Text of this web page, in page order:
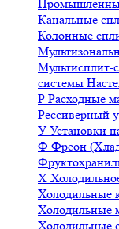
Канальные
Колонные
Мультисплит-
системы
Р Расходные
Рессиверный
У Установки
Ф Фреон
Х
Холодильные
Холодильные
Холодильные